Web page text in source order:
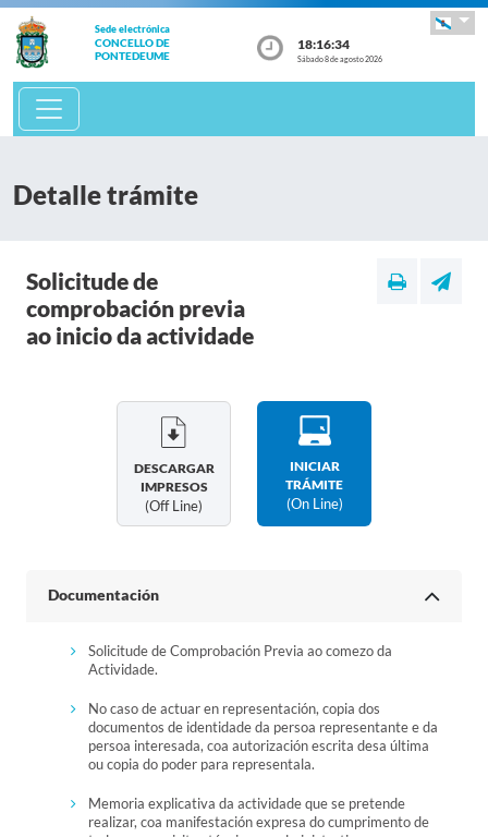
Sede electrónica
CONCELLO DE
PONTEDEUME
18:16:34
Sábado 8 de agosto 2026
Detalle trámite
Solicitude de
comprobación previa
ao inicio da actividade
DESCARGAR
IMPRESOS
(off Line)
INICIAR
TRÁMITE
(on Line)
Documentación
Solicitude de Comprobación Previa ao comezo da
Actividade.
No caso de actuar en representación, copia dos
documentos de identidade da persoa representante e da
persoa interesada, coa autorización escrita desa última
ou copia do poder para representala.
Memoria explicativa da actividade que se pretende
realizar, coa manifestación expresa do cumprimento de